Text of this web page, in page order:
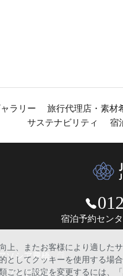
ラリー 旅行代理店・素材
サステナビリティ
宿
宿泊予約セン
ソシア豊橋
ソシア静岡
上、またお客様により適した
としてクッキーを使用する場合
ごとに設定を変更するには、